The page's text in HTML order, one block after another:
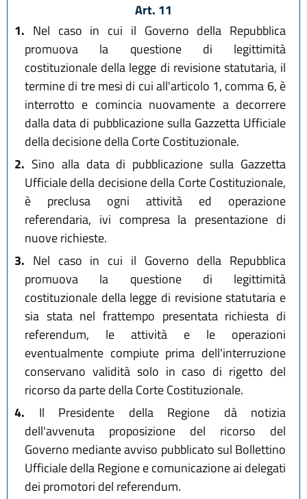
Art. 11
1. Nel caso in cui il Governo della Repubblica
promuova la questione di legittimità
costituzionale della legge di revisione statutaria, il
termine di tre mesi di cui all'articolo 1, comma 6, è
interrotto e comincia nuovamente a decorrere
dalla data di pubblicazione sulla Gazzetta Ufficiale
della decisione della Corte Costituzionale.
2. Sino alla data di pubblicazione sulla Gazzetta
Ufficiale della decisione della Corte Costituzionale,
è preclusa ogni attività ed operazione
referendaria, ivi compresa la presentazione di
nuove richieste.
3. Nel caso in cui il Governo della Repubblica
promuova la questione di legittimità
costituzionale della legge di revisione statutaria e
sia stata nel frattempo presentata richiesta di
referendum, le attività e le operazioni
eventualmente compiute prima dell'interruzione
conservano validità solo in caso di rigetto del
ricorso da parte della Corte Costituzionale.
4. Il Presidente della Regione dà notizia
dell'avvenuta proposizione del ricorso del
Governo mediante avviso pubblicato sul Bollettino
Ufficiale della Regione e comunicazione ai delegati
dei promotori del referendum.